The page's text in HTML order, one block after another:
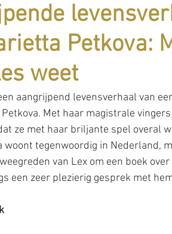
Petkova:
weet
aangrijpend levensverhaal van
Met haar magistrale
ze met haar briljante spel overal
tegenwoordig in Nederland,
van Lex om een boek
een zeer plezierig gesprek met